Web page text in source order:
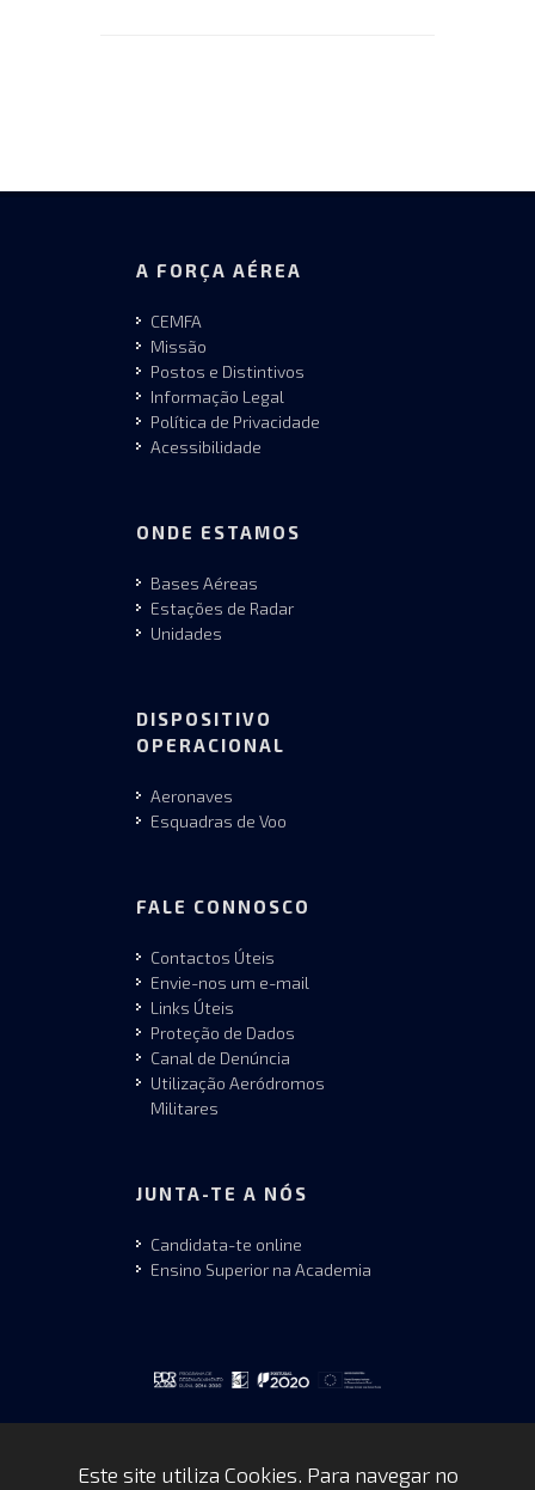
A FORÇA AÉREA
CEMFA
Missão
Postos e Distintivos
Informação Legal
Política de Privacidade
Acessibilidade
ONDE ESTAMOS
Bases Aéreas
Estações de Radar
Unidades
DISPOSITIVO
OPERACIONAL
Aeronaves
Esquadras de Voo
FALE CONNOSCO
Contactos Úteis
Envie-nos um e-mail
Links Úteis
Proteção de Dados
Canal de Denúncia
Utilização Aeródromos
Militares
JUNTA-TE A NÓS
Candidata-te online
Ensino Superior na Academia
Este site utiliza Cookies. Para navegar no